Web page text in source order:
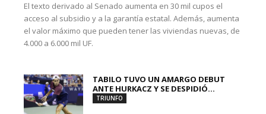
El texto derivado al Senado aumenta en 30 mil cupos el
acceso al subsidio y a la garantía estatal. Además, aumenta
el valor máximo que pueden tener las viviendas nuevas, de
4.000 a 6.000 mil UF.
TABILO TUVO UN AMARGO DEBUT
ANTE HURKACZ Y SE DESPIDIÓ...
TRIUNFO